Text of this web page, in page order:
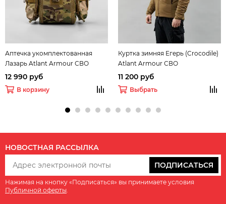
Аптечка укомплектованная
Лазарь Atlant Armour СВО
12 990 руб
В корзину
Куртка зимняя Егерь (Crocodile)
Atlant Armour СВО
11 200 руб
Выбрать
НОВОСТНАЯ РАССЫЛКА
ПОДПИСАТЬСЯ
Нажимая на кнопку «Подписаться» вы принимаете условия
Публичной оферты